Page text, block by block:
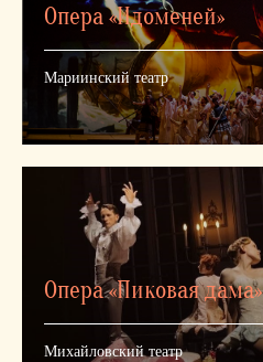
Опера «Идоменей»
Мариинский театр
Опера «Пиковая дама»
Михайловский театр